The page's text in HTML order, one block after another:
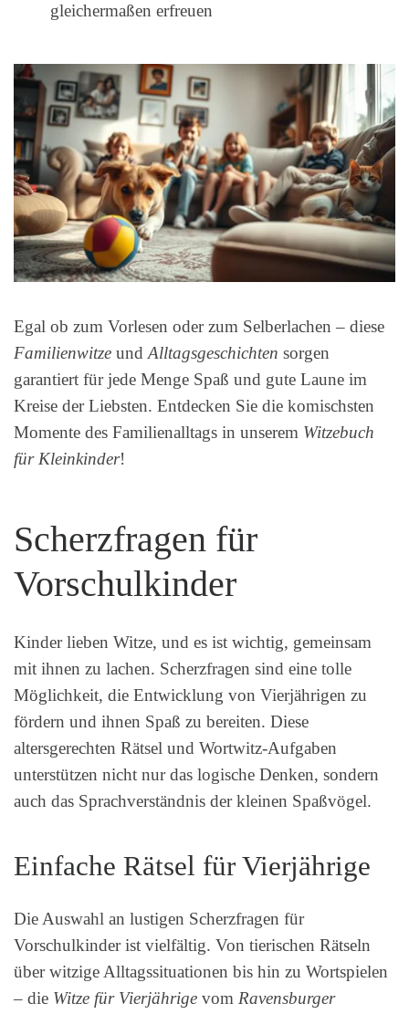
gleichermaßen erfreuen
Egal ob zum Vorlesen oder zum Selberlachen – diese
Familienwitze und Alltagsgeschichten sorgen
garantiert für jede Menge Spaß und gute Laune im
Kreise der Liebsten. Entdecken Sie die komischsten
Momente des Familienalltags in unserem Witzebuch
für Kleinkinder!
Scherzfragen für
Vorschulkinder
Kinder lieben Witze, und es ist wichtig, gemeinsam
mit ihnen zu lachen. Scherzfragen sind eine tolle
Möglichkeit, die Entwicklung von Vierjährigen zu
fördern und ihnen Spaß zu bereiten. Diese
altersgerechten Rätsel und Wortwitz-Aufgaben
unterstützen nicht nur das logische Denken, sondern
auch das Sprachverständnis der kleinen Spaßvögel.
Einfache Rätsel für Vierjährige
Die Auswahl an lustigen Scherzfragen für
Vorschulkinder ist vielfältig. Von tierischen Rätseln
über witzige Alltagssituationen bis hin zu Wortspielen
– die Witze für Vierjährige vom Ravensburger